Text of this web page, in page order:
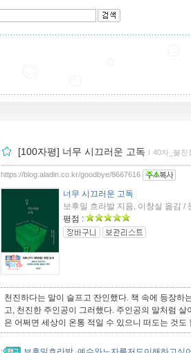
[100자평] 너무 시끄러운 고독 ｌ 40자_불친
https://blog.aladin.co.kr/goodbye/8667616
너무 시끄러운 고독
보후밀 흐라발 지음, 이창실 옮김 /
평점 :
천진하다는 말이 슬프고 잔인했다. 책 속에 등장하
고, 천진한 주인공이 그러했다. 주인공의 말처럼
은 어쩌면 세상이 온통 적일 수 있으니 떠도는 것도